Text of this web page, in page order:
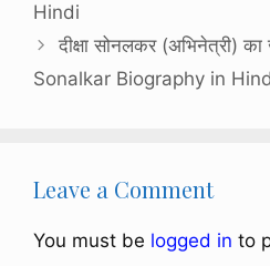
Hindi
दीक्षा सोनलकर (अभिनेत्री)
Sonalkar Biography in
Leave a Comment
You must be logged in to